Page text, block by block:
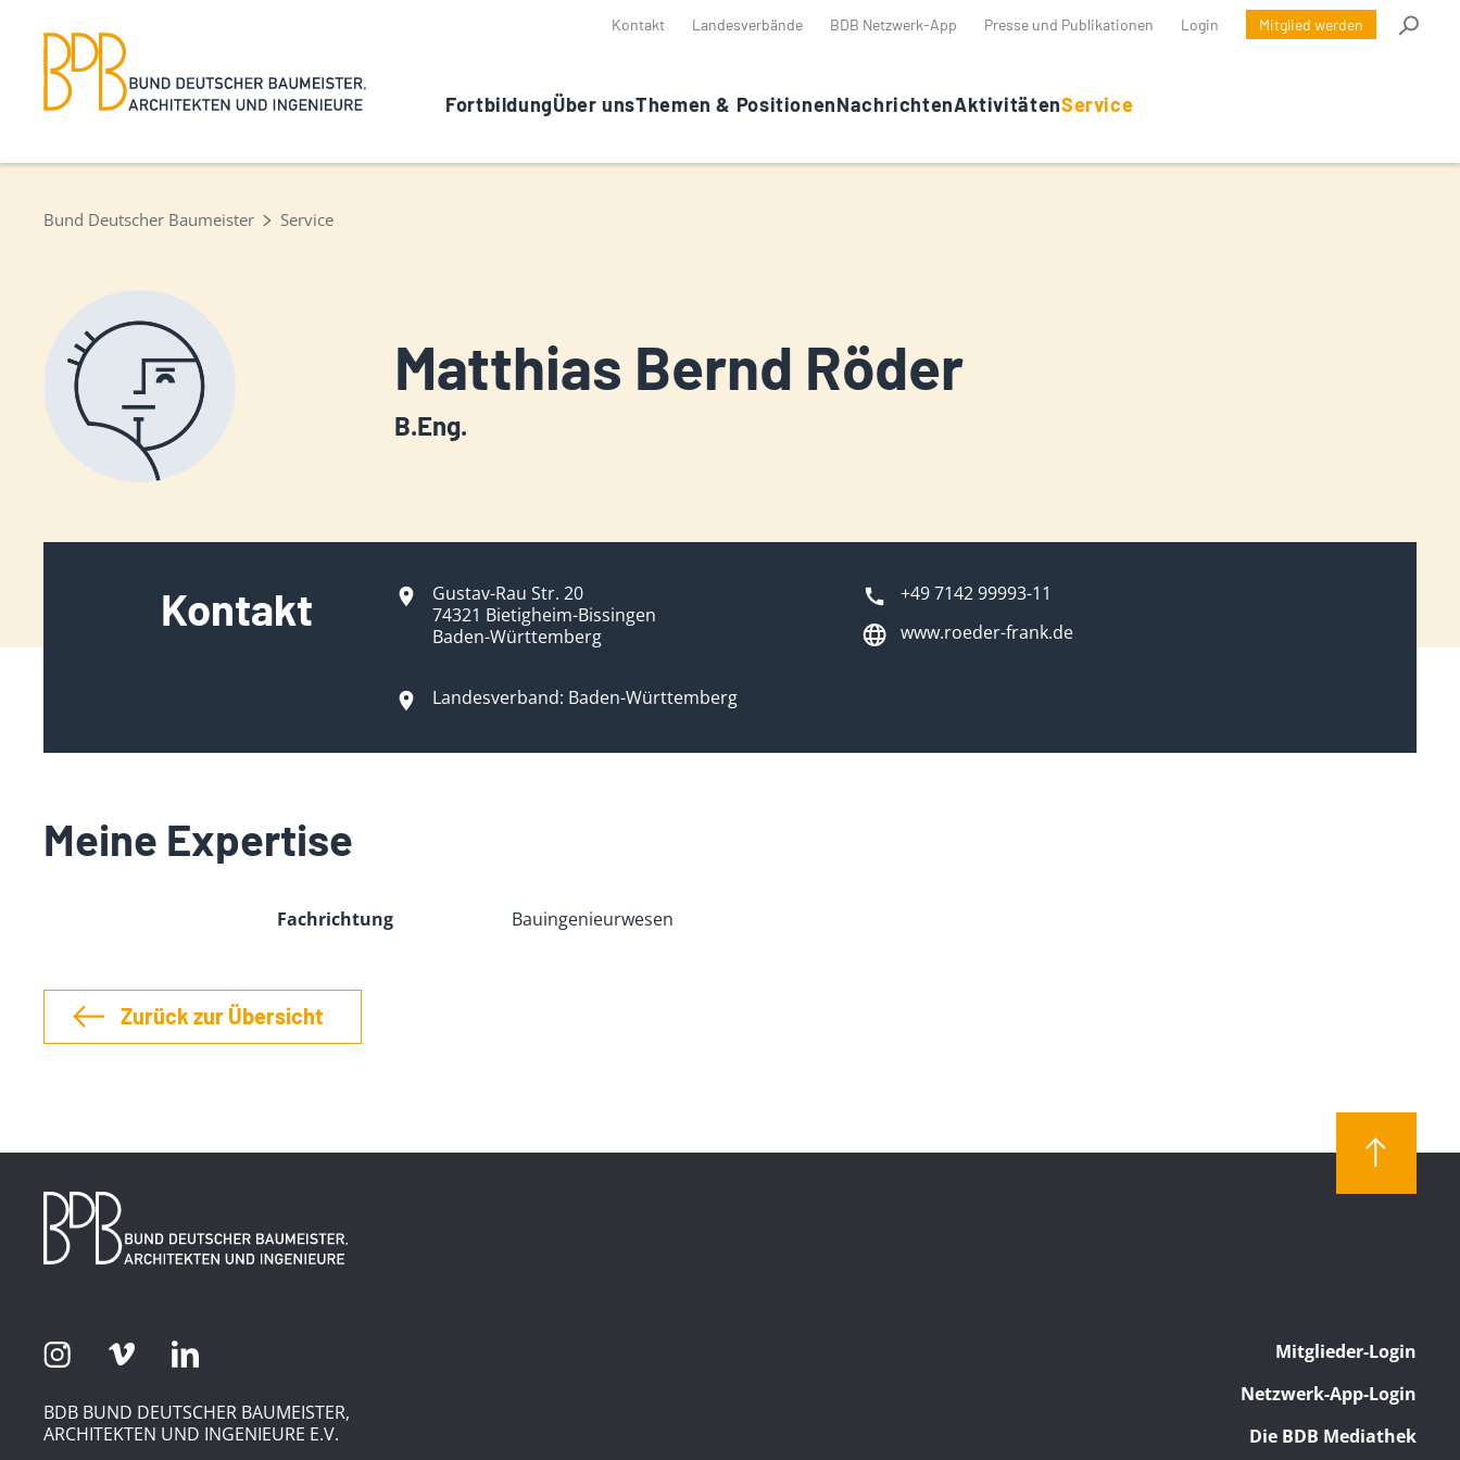
Kontakt Landesverbände BDB Netzwerk-App Presse und Publikationen Login Mitglied werden
FortbildungÜber unsThemen & PositionenNachrichtenAktivitätenService
Bund Deutscher Baumeister Service
Matthias Bernd Röder
B.Eng.
Kontakt
Gustav-Rau Str. 20
74321 Bietigheim-Bissingen
Baden-Württemberg
+49 7142 99993-11
www.roeder-frank.de
Landesverband: Baden-Württemberg
Meine Expertise
Fachrichtung Bauingenieurwesen
Zurück zur Übersicht
BDB BUND DEUTSCHER BAUMEISTER,
ARCHITEKTEN UND INGENIEURE E.V.
Mitglieder-Login
Netzwerk-App-Login
Die BDB Mediathek